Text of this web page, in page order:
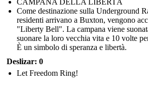
Come destinazione sulla Underground
residenti arrivano a Buxton, vengono
"Liberty Bell". La campana viene
suonare la loro vecchia vita e 10 volte
È un simbolo di speranza e libertà.
Deslizar: 0
Let Freedom Ring!